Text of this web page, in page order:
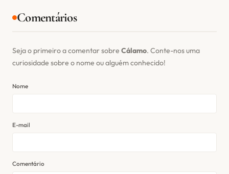
Comentários
Seja o primeiro a comentar sobre Cálamo. Conte-nos uma
curiosidade sobre o nome ou alguém conhecido!
Nome
E-mail
Comentário